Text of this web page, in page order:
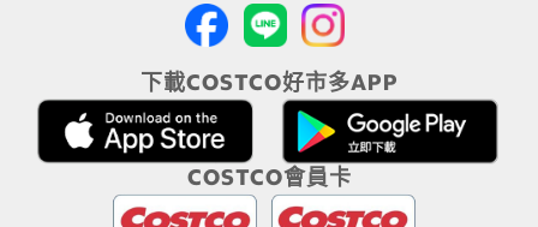
下載COSTCO好市多APP
COSTCO會員卡